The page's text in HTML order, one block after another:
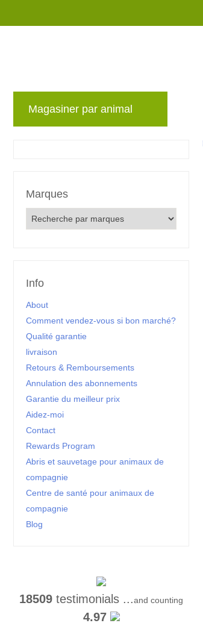
Magasiner par animal
Marques
Info
About
Comment vendez-vous si bon marché?
Qualité garantie
livraison
Retours & Remboursements
Annulation des abonnements
Garantie du meilleur prix
Aidez-moi
Contact
Rewards Program
Abris et sauvetage pour animaux de
compagnie
Centre de santé pour animaux de
compagnie
Blog
18509 testimonials ...and counting
4.97